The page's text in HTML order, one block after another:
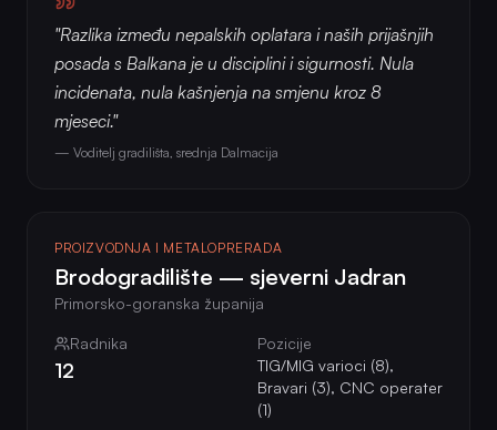
"Razlika između nepalskih oplatara i naših prijašnjih
posada s Balkana je u disciplini i sigurnosti. Nula
incidenata, nula kašnjenja na smjenu kroz 8
mjeseci."
— Voditelj gradilišta, srednja Dalmacija
PROIZVODNJA I METALOPRERADA
Brodogradilište — sjeverni Jadran
Primorsko-goranska županija
Radnika
12
Pozicije
TIG/MIG varioci (8),
Bravari (3), CNC operater
(1)